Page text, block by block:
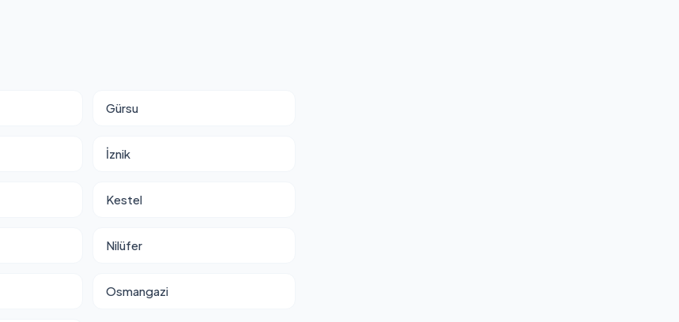
Gürsu
İznik
Kestel
Nilüfer
Osmangazi